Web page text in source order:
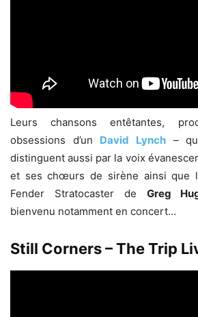
Leurs chansons entêtantes,
obsessions d’un David Lynch–
distinguent aussi par la voix
et ses chœurs de sirène ainsi que
Fender Stratocaster de Greg
bienvenu notamment en concert…
Still Corners – The Trip